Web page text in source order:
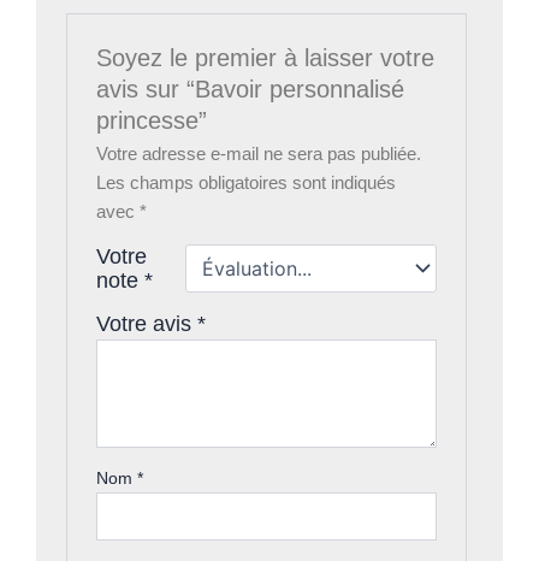
Soyez le premier à laisser votre
avis sur “Bavoir personnalisé
princesse”
Votre adresse e-mail ne sera pas publiée.
Les champs obligatoires sont indiqués
avec*
Votre
note*
Votre avis*
Nom*